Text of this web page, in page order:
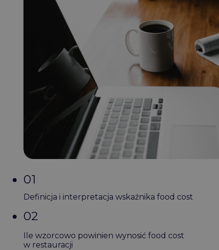
01
Definicja i interpretacja wskaźnika food cost
02
Ile wzorcowo powinien wynosić food cost
w restauracji